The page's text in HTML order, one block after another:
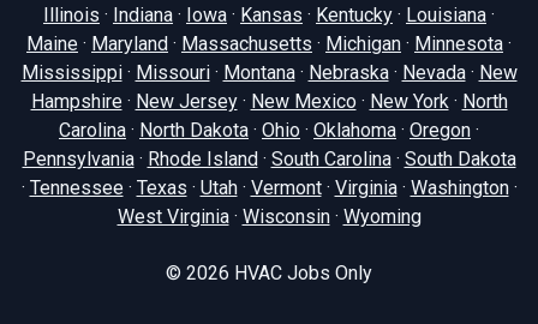
Illinois · Indiana · Iowa · Kansas · Kentucky · Louisiana ·
Maine · Maryland · Massachusetts · Michigan · Minnesota ·
Mississippi· Missouri· Montana· Nebraska· Nevada· New
Hampshire· New Jersey· New Mexico· New York· North
Carolina · North Dakota · Ohio · Oklahoma · Oregon ·
Pennsylvania· Rhode Island · South Carolina· South Dakota
· Tennessee· Texas · Utah· Vermont· Virginia· Washington·
West Virginia· Wisconsin· Wyoming
© 2026 HVAC Jobs Only